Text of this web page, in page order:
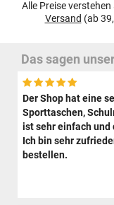
Alle Preise
Versand (ab
Das sagen
Der Shop hat eine
Sporttaschen,
ist sehr einfach und
Ich bin sehr
bestellen.